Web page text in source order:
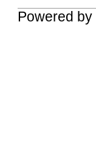
Powered by